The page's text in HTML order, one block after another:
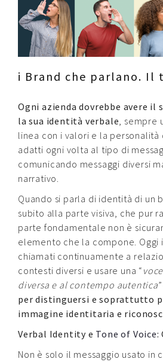
Contatti
Raffaele Gerardi
i Brand che parlano. Il
Ogni azienda dovrebbe avere il
la sua identità verbale, sempre
linea con i valori e la personalità
adatti ogni volta al tipo di
comunicando messaggi diversi
narrativo.
Quando si parla di identità di un
subito alla parte visiva, che pur
parte fondamentale non è
elemento che la compone. Oggi
chiamati continuamente a
contesti diversi e usare una “
diversa e al contempo autentica
per distinguersi e soprattutto
immagine identitaria e
Verbal Identity e Tone of Voice:
Non è solo il messaggio usato in